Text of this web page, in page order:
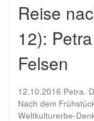
Reise
12):
Felsen
12.10.2016 Petra.
Nach dem
Weltkulturerbe-